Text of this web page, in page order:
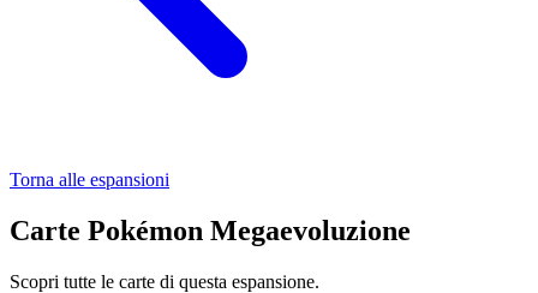
Torna alle espansioni
Carte Pokémon Megaevoluzione
Scopri tutte le carte di questa espansione.